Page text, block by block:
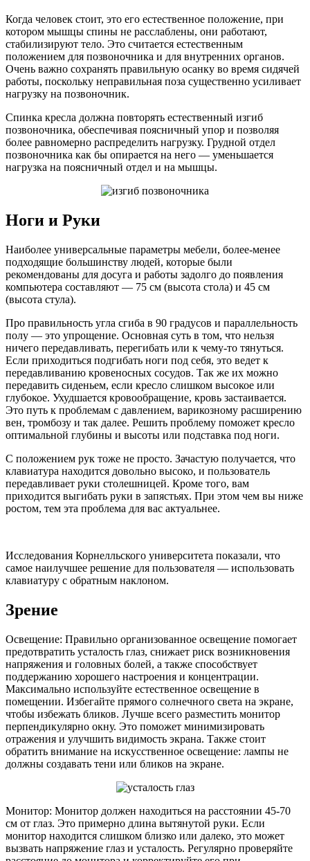
Когда человек стоит, это его естественное положение, при
котором мышцы спины не расслаблены, они работают,
стабилизируют тело. Это считается естественным
положением для позвоночника и для внутренних органов.
Очень важно сохранять правильную осанку во время сидячей
работы, поскольку неправильная поза существенно усиливает
нагрузку на позвоночник.
Спинка кресла должна повторять естественный изгиб
позвоночника, обеспечивая поясничный упор и позволяя
более равномерно распределить нагрузку. Грудной отдел
позвоночника как бы опирается на него — уменьшается
нагрузка на поясничный отдел и на мышцы.
Ноги и Руки
Наиболее универсальные параметры мебели, более-менее
подходящие большинству людей, которые были
рекомендованы для досуга и работы задолго до появления
компьютера составляют — 75 см (высота стола) и 45 см
(высота стула).
Про правильность угла сгиба в 90 градусов и параллельность
полу — это упрощение. Основная суть в том, что нельзя
ничего передавливать, перегибать или к чему-то тянуться.
Если приходиться подгибать ноги под себя, это ведет к
передавливанию кровеносных сосудов. Так же их можно
передавить сиденьем, если кресло слишком высокое или
глубокое. Ухудшается кровообращение, кровь застаивается.
Это путь к проблемам с давлением, варикозному расширению
вен, тромбозу и так далее. Решить проблему поможет кресло
оптимальной глубины и высоты или подставка под ноги.
С положением рук тоже не просто. Зачастую получается, что
клавиатура находится довольно высоко, и пользователь
передавливает руки столешницей. Кроме того, вам
приходится выгибать руки в запястьях. При этом чем вы ниже
ростом, тем эта проблема для вас актуальнее.
Исследования Корнелльского университета показали, что
самое наилучшее решение для пользователя — использовать
клавиатуру с обратным наклоном.
Зрение
Освещение: Правильно организованное освещение помогает
предотвратить усталость глаз, снижает риск возникновения
напряжения и головных болей, а также способствует
поддержанию хорошего настроения и концентрации.
Максимально используйте естественное освещение в
помещении. Избегайте прямого солнечного света на экране,
чтобы избежать бликов. Лучше всего разместить монитор
перпендикулярно окну. Это поможет минимизировать
отражения и улучшить видимость экрана. Также стоит
обратить внимание на искусственное освещение: лампы не
должны создавать тени или бликов на экране.
Монитор: Монитор должен находиться на расстоянии 45-70
см от глаз. Это примерно длина вытянутой руки. Если
монитор находится слишком близко или далеко, это может
вызвать напряжение глаз и усталость. Регулярно проверяйте